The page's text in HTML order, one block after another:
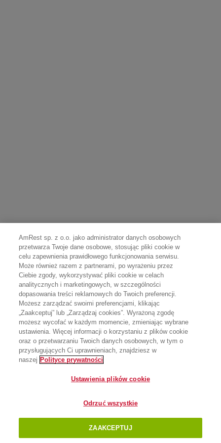
AmRest sp. z o.o. jako administrator danych osobowych
przetwarza Twoje dane osobowe, stosując pliki cookie w
celu zapewnienia prawidłowego funkcjonowania serwisu.
Może również razem z partnerami, po wyrażeniu przez
Ciebie zgody, wykorzystywać pliki cookie w celach
analitycznych i marketingowych, w szczególności
dopasowania treści reklamowych do Twoich preferencji.
Możesz zarządzać swoimi preferencjami, klikając
„Zaakceptuj” lub „Zarządzaj cookies”. Wyrażoną zgodę
możesz wycofać w każdym momencie, zmieniając wybrane
ustawienia. Więcej informacji o korzystaniu z plików cookie
oraz o przetwarzaniu Twoich danych osobowych, w tym o
przysługujących Ci uprawnieniach, znajdziesz w
naszej Polityce prywatności
Ustawienia plików cookie
Odrzuć wszystkie
ZAAKCEPTUJ